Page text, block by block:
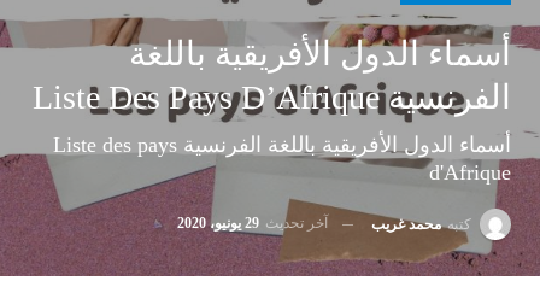
أسماء الدول الأفريقية باللغة
الفرنسية Liste Des Pays D’Afrique
أسماء الدول الأفريقية باللغة الفرنسية Liste des pays
d'Afrique
كتبهمحمد غريب آخر تحديث 29 يونيو، 2020